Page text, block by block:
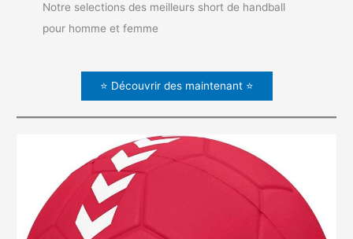
Notre selections des meilleurs short de handball
pour homme et femme
⭐ Découvrir des maintenant ⭐